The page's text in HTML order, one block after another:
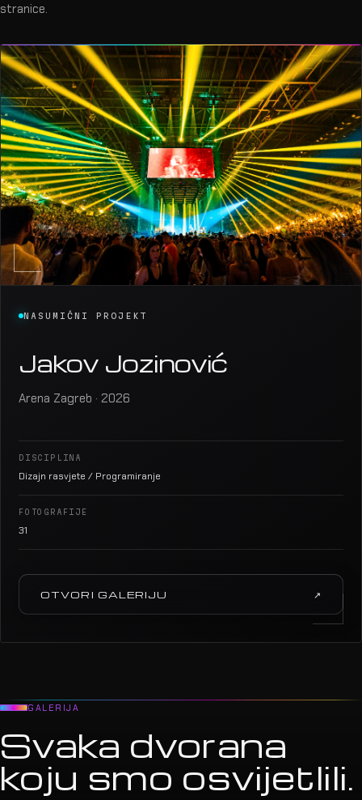
stranice.
NASUMIČNI PROJEKT
Jakov Jozinović
Arena Zagreb · 2026
DISCIPLINA
Dizajn rasvjete / Programiranje
FOTOGRAFIJE
31
OTVORI GALERIJU ↗
GALERIJA
Svaka dvorana
koju smo osvijetlili.